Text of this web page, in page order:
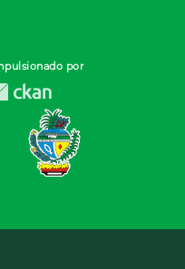
por